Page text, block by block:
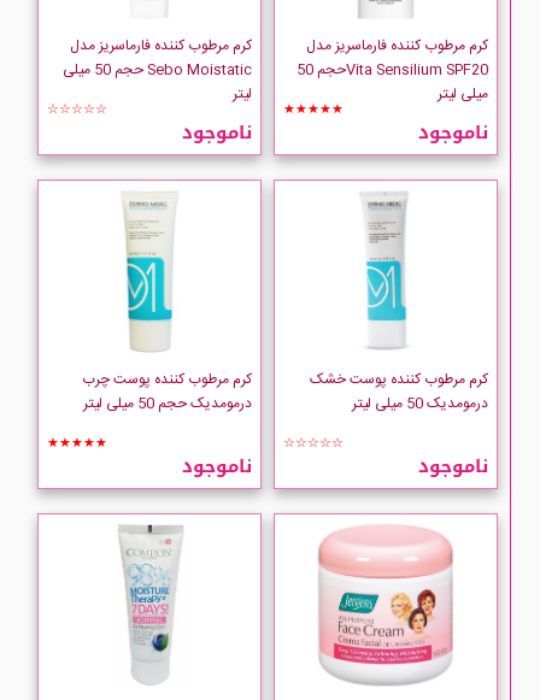
FruitOfTheEarth
GANIERO
GARNIER
GEMOLOGY
کرم مرطوب کننده فارماسریز مدل
Vita Sensilium SPF20حجم 50
میلی لیتر
★★★★★
ناموجود
کرم مرطوب کننده فارماسریز مدل
Sebo Moistatic حجم 50 میلی
لیتر
☆☆☆☆☆
ناموجود
کرم مرطوب کننده پوست خشک
درمومدیک 50 میلی لیتر
☆☆☆☆☆
ناموجود
کرم مرطوب کننده پوست چرب
درمومدیک حجم 50 میلی لیتر
★★★★★
ناموجود